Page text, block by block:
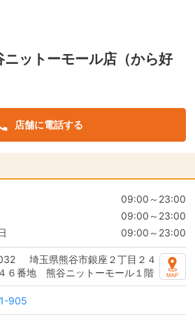
ニットーモール店（から好
店舗に電話する
09:00～23:00
09:00～23:00
09:00～23:00
埼玉県熊谷市銀座２丁目２４
６番地 熊谷ニットーモール１階
905